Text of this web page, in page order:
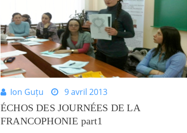
Ion Guțu
9 avril 2013
ÉCHOS DES JOURNÉES DE LA
FRANCOPHONIE part1